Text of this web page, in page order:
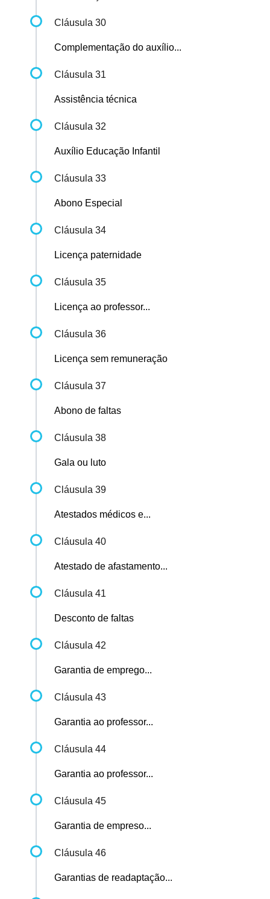
Cláusula 30
Complementação do auxílio...
Cláusula 31
Assistência técnica
Cláusula 32
Auxílio Educação Infantil
Cláusula 33
Abono Especial
Cláusula 34
Licença paternidade
Cláusula 35
Licença ao professor...
Cláusula 36
Licença sem remuneração
Cláusula 37
Abono de faltas
Cláusula 38
Gala ou luto
Cláusula 39
Atestados médicos e...
Cláusula 40
Atestado de afastamento...
Cláusula 41
Desconto de faltas
Cláusula 42
Garantia de emprego...
Cláusula 43
Garantia ao professor...
Cláusula 44
Garantia ao professor...
Cláusula 45
Garantia de empreso...
Cláusula 46
Garantias de readaptação...